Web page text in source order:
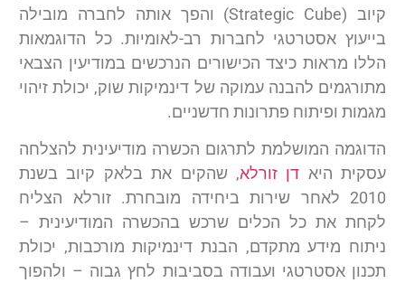
קיוב (Strategic Cube) והפך אותה לחברה מובילה
בייעוץ אסטרטגי לחברות רב-לאומיות. כל הדוגמאות
הללו מראות כיצד הכישורים הנרכשים במודיעין הצבאי
מתורגמים להבנה עמוקה של דינמיקות שוק, יכולת זיהוי
מגמות ופיתוח פתרונות חדשניים.
הדוגמה המושלמת לתרגום הכשרה מודיעינית להצלחה
עסקית היא דן זורלא, שהקים את בלאק קיוב בשנת
2010 לאחר שירות ביחידה מובחרת. זורלא הצליח
לקחת את כל הכלים שרכש בהכשרה המודיעינית –
ניתוח מידע מתקדם, הבנת דינמיקות מורכבות, יכולת
תכנון אסטרטגי ועבודה בסביבות לחץ גבוה – ולהפוך